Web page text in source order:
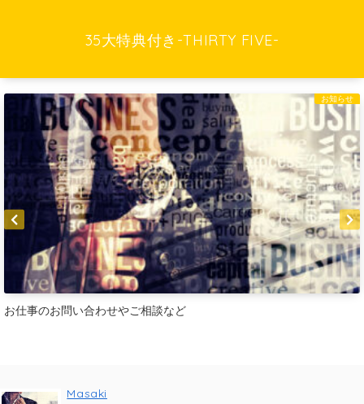
35大特典付き-THIRTY FIVE-
お知らせ
相談など
Masaki